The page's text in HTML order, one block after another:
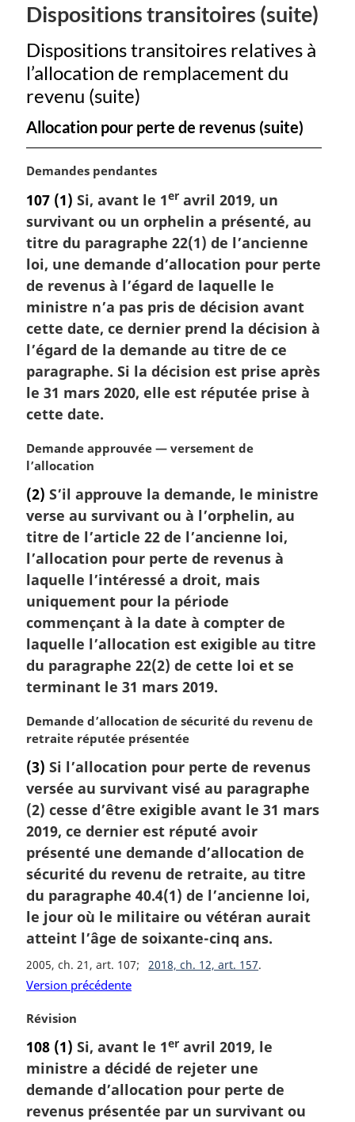
vétérans
vétérans
Dispositions transitoires (suite)
Dispositions transitoires relatives à
l’allocation de remplacement du
revenu (suite)
Allocation pour perte de revenus (suite)
N
t
e
m
a
g
i
n
a
e
:
Demandes pendantes
107 (1) Si, avant le 1er avril 2019, un
survivant ou un orphelin a présenté, au
titre du paragraphe 22(1) de l’ancienne
loi, une demande d’allocation pour perte
de revenus à l’égard de laquelle le
ministre n’a pas pris de décision avant
cette date, ce dernier prend la décision à
l’égard de la demande au titre de ce
paragraphe. Si la décision est prise après
le 31 mars 2020, elle est réputée prise à
cette date.
N
o
e
m
a
r
i
n
a
l
e
:
Demande approuvée — versement de
l’allocation
(2) S’il approuve la demande, le ministre
verse au survivant ou à l’orphelin, au
titre de l’article 22 de l’ancienne loi,
l’allocation pour perte de revenus à
laquelle l’intéressé a droit, mais
uniquement pour la période
commençant à la date à compter de
laquelle l’allocation est exigible au titre
du paragraphe 22(2) de cette loi et se
terminant le 31 mars 2019.
N
o
e
m
a
r
i
n
a
l
:
Demande d’allocation de sécurité du revenu de
retraite réputée présentée
(3) Si l’allocation pour perte de revenus
versée au survivant visé au paragraphe
(2) cesse d’être exigible avant le 31 mars
2019, ce dernier est réputé avoir
présenté une demande d’allocation de
sécurité du revenu de retraite, au titre
du paragraphe 40.4(1) de l’ancienne loi,
le jour où le militaire ou vétéran aurait
atteint l’âge de soixante-cinq ans.
2005, ch. 21, art. 107 2018, ch. 12, art. 157
Version précédente
N
t
e
m
a
Révision
108 (1) Si, avant le 1er avril 2019, le
ministre a décidé de rejeter une
demande d’allocation pour perte de
revenus présentée par un survivant ou